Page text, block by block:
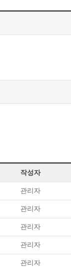
작성자
관리자
관리자
관리자
관리자
관리자